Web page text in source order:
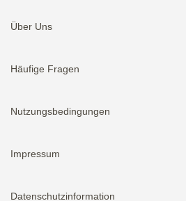
Über Uns
Häufige Fragen
Nutzungsbedingungen
Impressum
Datenschutzinformation